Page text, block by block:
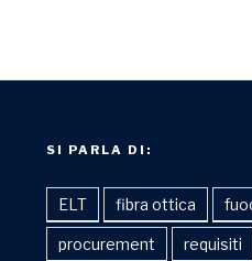
SI PARLA DI:
ELT fibra ottica
procurement requisiti